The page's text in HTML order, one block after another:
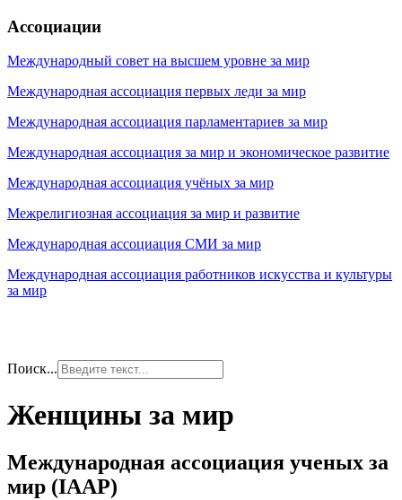
Ассоциации
Международный совет на высшем уровне за мир
Международная ассоциация первых леди за мир
Международная ассоциация парламентариев за мир
Международная ассоциация за мир и экономическое развитие
Международная ассоциация учёных за мир
Межрелигиозная ассоциация за мир и развитие
Международная ассоциация СМИ за мир
Международная ассоциация работников искусства и культуры
за мир
Поиск...
Женщины за мир
Международная ассоциация ученых за
мир (IAAP)